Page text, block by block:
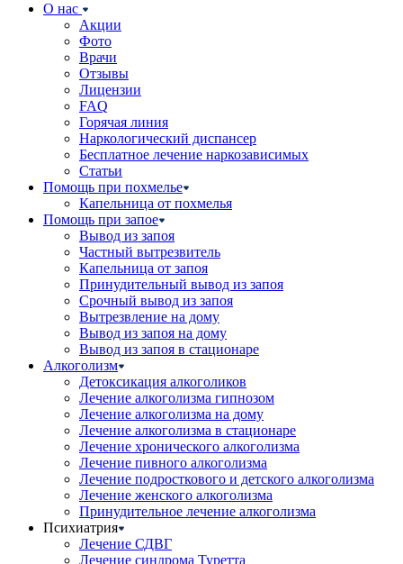
О нас
Акции
Фото
Врачи
Отзывы
Лицензии
FAQ
Горячая линия
Наркологический диспансер
Бесплатное лечение наркозависимых
Статьи
Помощь при похмелье
Капельница от похмелья
Помощь при запое
Вывод из запоя
Частный вытрезвитель
Капельница от запоя
Принудительный вывод из запоя
Срочный вывод из запоя
Вытрезвление на дому
Вывод из запоя на дому
Вывод из запоя в стационаре
Алкоголизм
Детоксикация алкоголиков
Лечение алкоголизма гипнозом
Лечение алкоголизма на дому
Лечение алкоголизма в стационаре
Лечение хронического алкоголизма
Лечение пивного алкоголизма
Лечение подросткового и детского алкоголизма
Лечение женского алкоголизма
Принудительное лечение алкоголизма
Психиатрия
Лечение СДВГ
Лечение синдрома Туретта